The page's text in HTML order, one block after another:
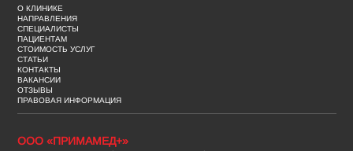
О КЛИНИКЕ
НАПРАВЛЕНИЯ
СПЕЦИАЛИСТЫ
ПАЦИЕНТАМ
СТОИМОСТЬ УСЛУГ
СТАТЬИ
КОНТАКТЫ
ВАКАНСИИ
ОТЗЫВЫ
ПРАВОВАЯ ИНФОРМАЦИЯ
ООО «ПРИМАМЕД+»